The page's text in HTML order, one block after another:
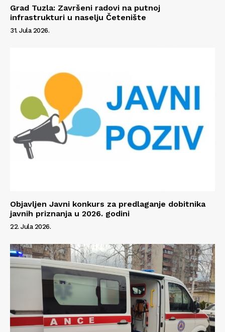
Grad Tuzla: Završeni radovi na putnoj
infrastrukturi u naselju Četenište
31. Jula 2026.
Objavljen Javni konkurs za predlaganje dobitnika
javnih priznanja u 2026. godini
22. Jula 2026.